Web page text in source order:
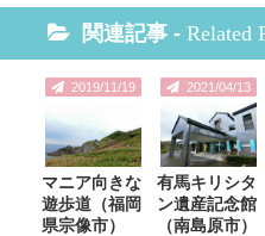
関連記事 - Related
2019/11/19
マニア向きな
遊歩道（福岡
県宗像市）
2021/04/13
有馬キリシタ
ン遺産記念館
（南島原市）